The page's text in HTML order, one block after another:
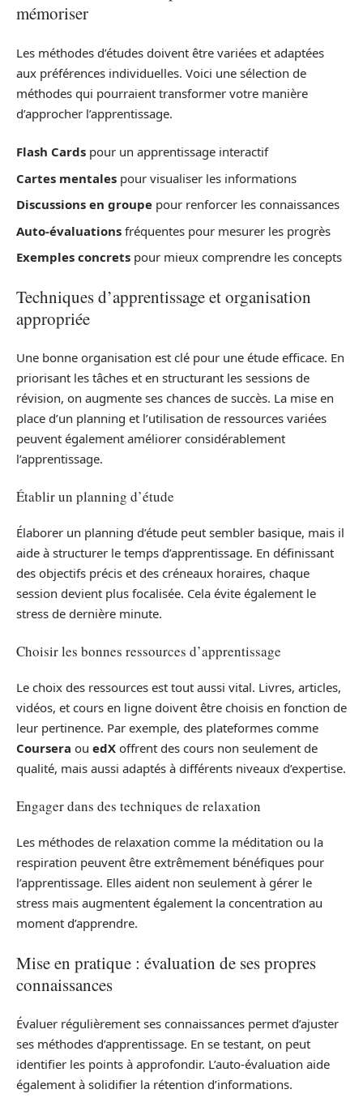
mémoriser
Les méthodes d’études doivent être variées et adaptées
aux préférences individuelles. Voici une sélection de
méthodes qui pourraient transformer votre manière
d’approcher l’apprentissage.
Flash Cards pour un apprentissage interactif
Cartes mentales pour visualiser les informations
Discussions en groupe pour renforcer les connaissances
Auto-évaluations fréquentes pour mesurer les progrès
Exemples concrets pour mieux comprendre les concepts
Techniques d’apprentissage et organisation
appropriée
Une bonne organisation est clé pour une étude efficace. En
priorisant les tâches et en structurant les sessions de
révision, on augmente ses chances de succès. La mise en
place d’un planning et l’utilisation de ressources variées
peuvent également améliorer considérablement
l’apprentissage.
Établir un planning d’étude
Élaborer un planning d’étude peut sembler basique, mais il
aide à structurer le temps d’apprentissage. En définissant
des objectifs précis et des créneaux horaires, chaque
session devient plus focalisée. Cela évite également le
stress de dernière minute.
Choisir les bonnes ressources d’apprentissage
Le choix des ressources est tout aussi vital. Livres, articles,
vidéos, et cours en ligne doivent être choisis en fonction de
leur pertinence. Par exemple, des plateformes comme
Coursera ou edX offrent des cours non seulement de
qualité, mais aussi adaptés à différents niveaux d’expertise.
Engager dans des techniques de relaxation
Les méthodes de relaxation comme la méditation ou la
respiration peuvent être extrêmement bénéfiques pour
l’apprentissage. Elles aident non seulement à gérer le
stress mais augmentent également la concentration au
moment d’apprendre.
Mise en pratique : évaluation de ses propres
connaissances
Évaluer régulièrement ses connaissances permet d’ajuster
ses méthodes d’apprentissage. En se testant, on peut
identifier les points à approfondir. L’auto-évaluation aide
également à solidifier la rétention d’informations.